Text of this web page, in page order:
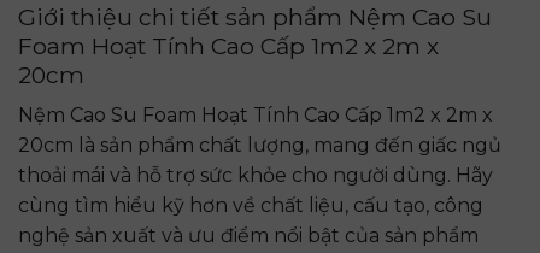
Giới thiệu chi tiết sản phẩm Nệm Cao Su
Foam Hoạt Tính Cao Cấp 1m2 x 2m x
20cm
Nệm Cao Su Foam Hoạt Tính Cao Cấp 1m2 x 2m x
20cm là sản phẩm chất lượng, mang đến giấc ngủ
thoải mái và hỗ trợ sức khỏe cho người dùng. Hãy
cùng tìm hiểu kỹ hơn về chất liệu, cấu tạo, công
nghệ sản xuất và ưu điểm nổi bật của sản phẩm